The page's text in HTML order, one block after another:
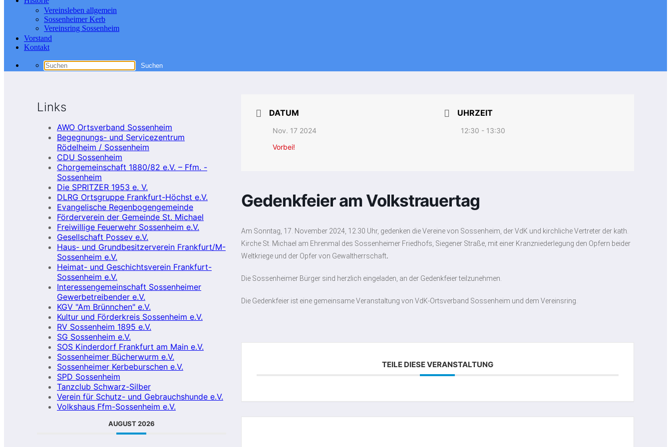
Vereinsleben allgemein
Sossenheimer Kerb
Vereinsring Sossenheim
Vorstand
Kontakt
Links
AWO Ortsverband Sossenheim
Begegnungs- und Servicezentrum
Rödelheim / Sossenheim
CDU Sossenheim
Chorgemeinschaft 1880/82 e.V. – Ffm. -
Sossenheim
Die SPRITZER 1953 e. V.
DLRG Ortsgruppe Frankfurt-Höchst e.V.
Evangelische Regenbogengemeinde
Förderverein der Gemeinde St. Michael
Freiwillige Feuerwehr Sossenheim e.V.
Gesellschaft Possev e.V.
Haus- und Grundbesitzerverein Frankfurt/M-
Sossenheim e.V.
Heimat- und Geschichtsverein Frankfurt-
Sossenheim e.V.
Interessengemeinschaft Sossenheimer
Gewerbetreibender e.V.
KGV "Am Brünnchen" e.V.
Kultur und Förderkreis Sossenheim e.V.
RV Sossenheim 1895 e.V.
SG Sossenheim e.V.
SOS Kinderdorf Frankfurt am Main e.V.
Sossenheimer Bücherwurm e.V.
Sossenheimer Kerbeburschen e.V.
SPD Sossenheim
Tanzclub Schwarz-Silber
Verein für Schutz- und Gebrauchshunde e.V.
Volkshaus Ffm-Sossenheim e.V.
AUGUST 2026
DATUM
Nov. 17 2024
Vorbei!
UHRZEIT
12:30 - 13:30
Gedenkfeier am Volkstrauertag
Am Sonntag, 17. November 2024, 12.30 Uhr, gedenken die Vereine von Sossenheim, der VdK und kirchliche Vertreter der kath.
Kirche St. Michael am Ehrenmal des Sossenheimer Friedhofs, Siegener Straße, mit einer Kranzniederlegung den Opfern beider
Weltkriege und der Opfer von Gewaltherrschaft.
Die Sossenheimer Bürger sind herzlich eingeladen, an der Gedenkfeier teilzunehmen.
Die Gedenkfeier ist eine gemeinsame Veranstaltung von VdK-Ortsverband Sossenheim und dem Vereinsring.
TEILE DIESE VERANSTALTUNG